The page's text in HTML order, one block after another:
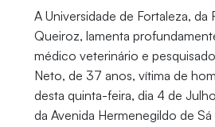
A Universidade de Fortaleza, da
Queiroz, lamenta
médico veterinário e
Neto, de 37 anos, vítima de
desta quinta-feira, dia 4 de
da Avenida Hermenegildo de